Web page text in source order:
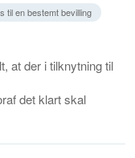
til en bestemt bevilling
at der i tilknytning til
det klart skal